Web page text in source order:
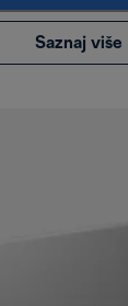
Saznaj više